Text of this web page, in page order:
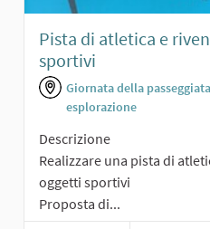
Pista di atletica e
sportivi
Giornata della
esplorazione
Descrizione
Realizzare una pista di
oggetti sportivi
Proposta di...